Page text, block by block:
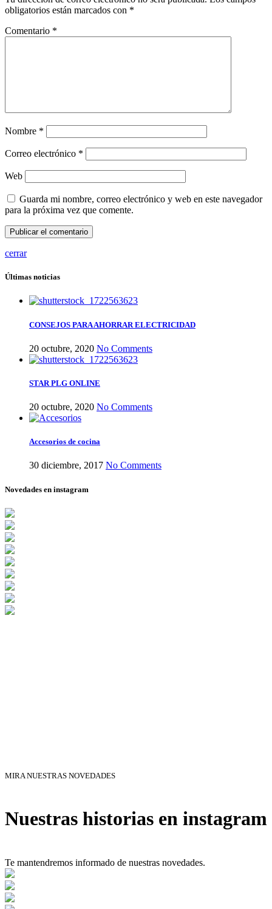
obligatorios están marcados con *
Comentario *
Nombre *
Correo electrónico *
Web
Guarda mi nombre, correo electrónico y web en este navegador
para la próxima vez que comente.
cerrar
Últimas noticias
CONSEJOS PARA AHORRAR ELECTRICIDAD
20 octubre, 2020 No Comments
STAR PLG ONLINE
20 octubre, 2020 No Comments
Accesorios de cocina
30 diciembre, 2017 No Comments
Novedades en instagram
MIRA NUESTRAS NOVEDADES
Nuestras historias en instagram
Te mantendremos informado de nuestras novedades.